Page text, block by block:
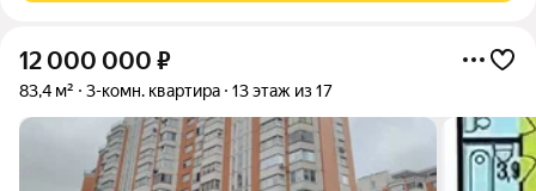
12 000 000 ₽
83,4 м² 3-комн. квартира 13 этаж из 17